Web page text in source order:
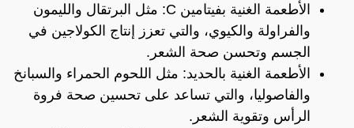
الأطعمة الغنية بفيتامين C: مثل البرتقال والليمون
والفراولة والكيوي، والتي تعزز إنتاج الكولاجين في
الجسم وتحسن صحة الشعر.
الأطعمة الغنية بالحديد: مثل اللحوم الحمراء والسبانخ
والفاصوليا، والتي تساعد على تحسين صحة فروة
الرأس وتقوية الشعر.